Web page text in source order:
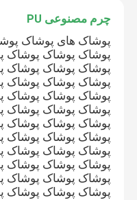
خانه
محصولات
دربارهی ما
چرم مصنوعی PU
پوشاک های پوشاک
پوشاک پوشاک پوشاک
پوشاک پوشاک پوشاک
پوشاک پوشاک پوشاک
پوشاک پوشاک پوشاک
پوشاک پوشاک پوشاک
پوشاک پوشاک پوشاک
پوشاک پوشاک پوشاک
پوشاک پوشاک پوشاک
پوشاک پوشاک پوشاک
پوشاک پوشاک پوشاک
پوشاک پوشاک پوشاک